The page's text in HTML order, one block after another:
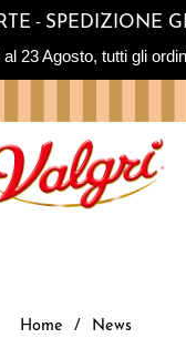
- SPEDIZIONE
Agosto, tutti gli
Home / News